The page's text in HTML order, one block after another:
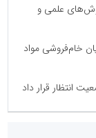
علمی و
خام‌فروشی مواد
انتظار قرار داد